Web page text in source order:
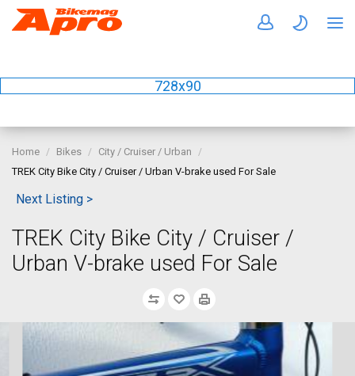
728x90
Home Bikes
City / Cruiser / Urban
TREK City Bike City / Cruiser / Urban V-brake used For Sale
Next Listing >
TREK City Bike City / Cruiser /
Urban V-brake used For Sale